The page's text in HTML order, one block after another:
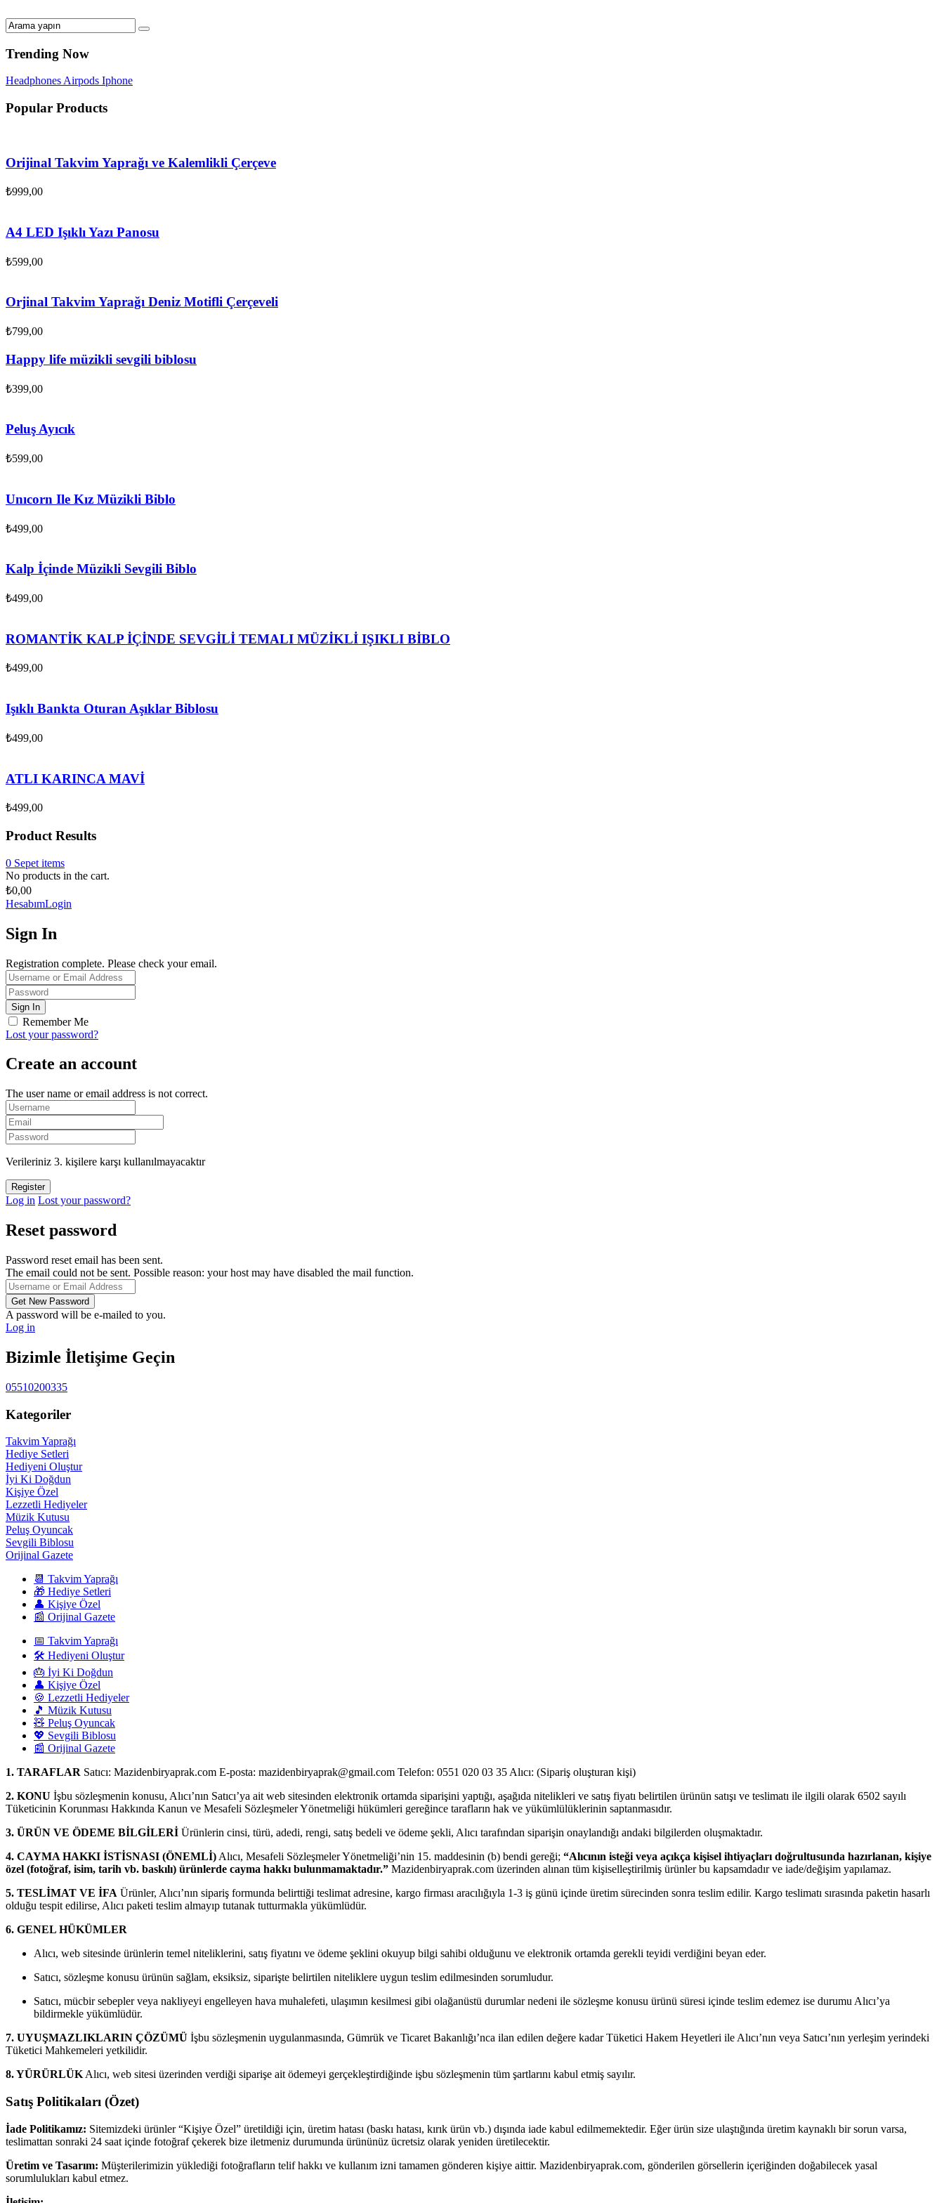
Trending Now
HeadphonesAirpods Iphone
Popular Products
Orijinal Takvim Yaprağı ve Kalemlikli Çerçeve
₺999,00
A4 LED Işıklı Yazı Panosu
₺599,00
Orjinal Takvim Yaprağı Deniz Motifli Çerçeveli
₺799,00
Happy life müzikli sevgili biblosu
₺399,00
Peluş Ayıcık
₺599,00
Unıcorn Ile Kız Müzikli Biblo
₺499,00
Kalp İçinde Müzikli Sevgili Biblo
₺499,00
ROMANTİK KALP İÇİNDE SEVGİLİ TEMALI MÜZİKLİ IŞIKLI BİBLO
₺499,00
Işıklı Bankta Oturan Aşıklar Biblosu
₺499,00
ATLI KARINCA MAVİ
₺499,00
Product Results
0 Sepet items
No products in the cart.
₺0,00
HesabımLogin
Sign In
Registration complete. Please check your email.
Remember Me
Lost your password?
Create an account
The user name or email address is not correct.
Verileriniz 3. kişilere karşı kullanılmayacaktır
Log in Lost your password?
Reset password
Password reset email has been sent.
The email could not be sent. Possible reason: your host may have disabled the mail function.
A password will be e-mailed to you.
Log in
Bizimle İletişime Geçin
05510200335
Kategoriler
Takvim Yaprağı
Hediye Setleri
Hediyeni Oluştur
İyi Ki Doğdun
Kişiye Özel
Lezzetli Hediyeler
Müzik Kutusu
Peluş Oyuncak
Sevgili Biblosu
Orijinal Gazete
📆 Takvim Yaprağı
🎁 Hediye Setleri
👤 Kişiye Özel
📰 Orijinal Gazete
📅 Takvim Yaprağı
🛠️ Hediyeni Oluştur
🎂 İyi Ki Doğdun
👤 Kişiye Özel
🍪 Lezzetli Hediyeler
🎵 Müzik Kutusu
🧸 Peluş Oyuncak
💖 Sevgili Biblosu
📰 Orijinal Gazete
1. TARAFLAR Satıcı: Mazidenbiryaprak.com E-posta: mazidenbiryaprak@gmail.com Telefon: 0551 020 03 35 Alıcı: (Sipariş oluşturan kişi)
2. KONU İşbu sözleşmenin konusu, Alıcı’nın Satıcı’ya ait web sitesinden elektronik ortamda siparişini yaptığı, aşağıda nitelikleri ve satış fiyatı belirtilen ürünün satışı ve teslimatı ile ilgili olarak 6502 sayılı
Tüketicinin Korunması Hakkında Kanun ve Mesafeli Sözleşmeler Yönetmeliği hükümleri gereğince tarafların hak ve yükümlülüklerinin saptanmasıdır.
3. ÜRÜN VE ÖDEME BİLGİLERİ Ürünlerin cinsi, türü, adedi, rengi, satış bedeli ve ödeme şekli, Alıcı tarafından siparişin onaylandığı andaki bilgilerden oluşmaktadır.
4. CAYMA HAKKI İSTİSNASI (ÖNEMLİ) Alıcı, Mesafeli Sözleşmeler Yönetmeliği’nin 15. maddesinin (b) bendi gereği; “Alıcının isteği veya açıkça kişisel ihtiyaçları doğrultusunda hazırlanan, kişiye
özel (fotoğraf, isim, tarih vb. baskılı) ürünlerde cayma hakkı bulunmamaktadır.” Mazidenbiryaprak.com üzerinden alınan tüm kişiselleştirilmiş ürünler bu kapsamdadır ve iade/değişim yapılamaz.
5. TESLİMAT VE İFA Ürünler, Alıcı’nın sipariş formunda belirttiği teslimat adresine, kargo firması aracılığıyla 1-3 iş günü içinde üretim sürecinden sonra teslim edilir. Kargo teslimatı sırasında paketin hasarlı
olduğu tespit edilirse, Alıcı paketi teslim almayıp tutanak tutturmakla yükümlüdür.
6. GENEL HÜKÜMLER
Alıcı, web sitesinde ürünlerin temel niteliklerini, satış fiyatını ve ödeme şeklini okuyup bilgi sahibi olduğunu ve elektronik ortamda gerekli teyidi verdiğini beyan eder.
Satıcı, sözleşme konusu ürünün sağlam, eksiksiz, siparişte belirtilen niteliklere uygun teslim edilmesinden sorumludur.
Satıcı, mücbir sebepler veya nakliyeyi engelleyen hava muhalefeti, ulaşımın kesilmesi gibi olağanüstü durumlar nedeni ile sözleşme konusu ürünü süresi içinde teslim edemez ise durumu Alıcı’ya
bildirmekle yükümlüdür.
7. UYUŞMAZLIKLARIN ÇÖZÜMÜ İşbu sözleşmenin uygulanmasında, Gümrük ve Ticaret Bakanlığı’nca ilan edilen değere kadar Tüketici Hakem Heyetleri ile Alıcı’nın veya Satıcı’nın yerleşim yerindeki
Tüketici Mahkemeleri yetkilidir.
8. YÜRÜRLÜK Alıcı, web sitesi üzerinden verdiği siparişe ait ödemeyi gerçekleştirdiğinde işbu sözleşmenin tüm şartlarını kabul etmiş sayılır.
Satış Politikaları (Özet)
İade Politikamız: Sitemizdeki ürünler “Kişiye Özel” üretildiği için, üretim hatası (baskı hatası, kırık ürün vb.) dışında iade kabul edilmemektedir. Eğer ürün size ulaştığında üretim kaynaklı bir sorun varsa,
teslimattan sonraki 24 saat içinde fotoğraf çekerek bize iletmeniz durumunda ürününüz ücretsiz olarak yeniden üretilecektir.
Üretim ve Tasarım: Müşterilerimizin yüklediği fotoğrafların telif hakkı ve kullanım izni tamamen gönderen kişiye aittir. Mazidenbiryaprak.com, gönderilen görsellerin içeriğinden doğabilecek yasal
sorumlulukları kabul etmez.